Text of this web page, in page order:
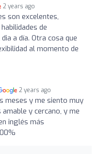
2 years ago
son excelentes,
de
a día. Otra cosa que
al momento de
2 years ago
meses y me siento muy
y cercano, y me
inglés más